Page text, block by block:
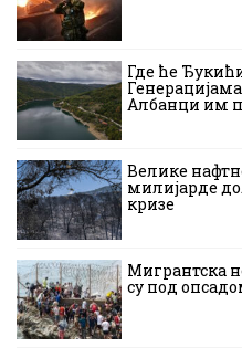
Где ће
Албанци им
Велике
милијарде
кризе
Мигрантска
су под